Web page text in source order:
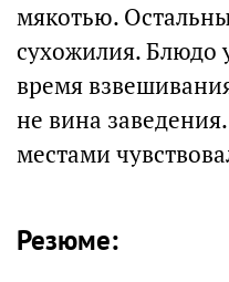
мякотью.
сухожилия. Блюдо
время
не вина
местами
Резюме: